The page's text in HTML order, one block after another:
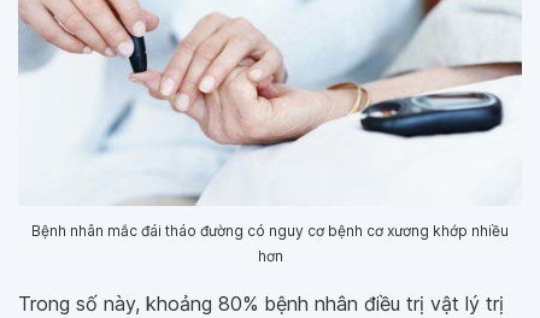
Bệnh nhân mắc đái tháo đường có nguy cơ bệnh cơ xương khớp nhiều
hơn
Trong số này, khoảng 80% bệnh nhân điều trị vật lý trị